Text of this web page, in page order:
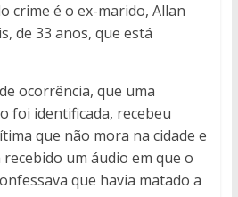
crime é o ex-marido, Allan
de 33 anos, que está
ocorrência, que uma
foi identificada, recebeu
que não mora na cidade e
um áudio em que o
que havia matado a